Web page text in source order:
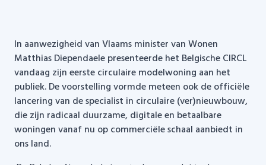
In aanwezigheid van Vlaams minister van Wonen
Matthias Diependaele presenteerde het Belgische CIRCL
vandaag zijn eerste circulaire modelwoning aan het
publiek. De voorstelling vormde meteen ook de officiële
lancering van de specialist in circulaire (ver)nieuwbouw,
die zijn radicaal duurzame, digitale en betaalbare
woningen vanaf nu op commerciële schaal aanbiedt in
ons land.